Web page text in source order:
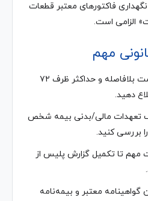
فاکتورهای معتبر قطعات
الزامی است.
مهم
بهتر است بلافاصله و حداکثر ظرف ۷۲
دهید.
تعهدات مالی/بدنی بیمه شخص
بررسی کنید.
مهم تا تکمیل گزارش پلیس از
گواهینامه معتبر و بیمه‌نامه